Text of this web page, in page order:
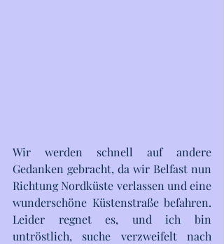
Wir werden schnell auf andere
Gedanken gebracht, da wir Belfast nun
Richtung Nordküste verlassen und eine
wunderschöne Küstenstraße befahren.
Leider regnet es, und ich bin
untröstlich, suche verzweifelt nach